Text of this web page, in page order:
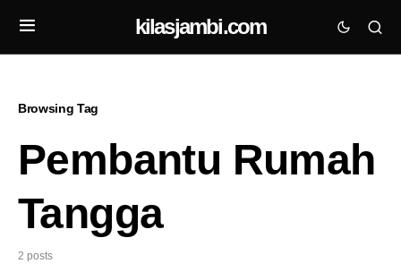
kilasjambi.com
Browsing Tag
Pembantu Rumah
Tangga
2 posts